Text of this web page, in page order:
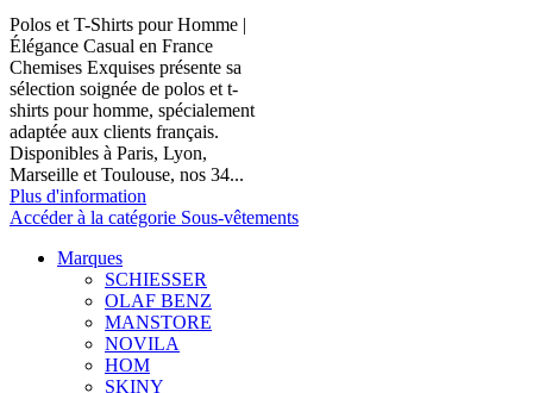
Polos et T-Shirts pour Homme |
Élégance Casual en France
Chemises Exquises présente sa
sélection soignée de polos et t-
shirts pour homme, spécialement
adaptée aux clients français.
Disponibles à Paris, Lyon,
Marseille et Toulouse, nos 34...
Plus d'information
Accéder à la catégorie Sous-vêtements
Marques
SCHIESSER
OLAF BENZ
MANSTORE
NOVILA
HOM
SKINY